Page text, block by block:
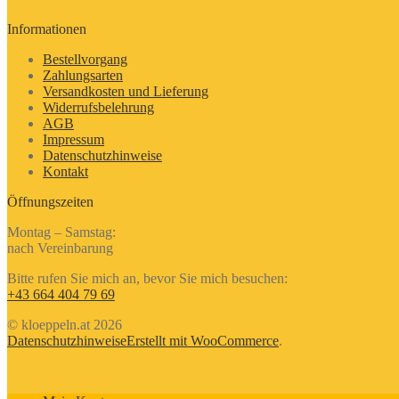
Informationen
Bestellvorgang
Zahlungsarten
Versandkosten und Lieferung
Widerrufsbelehrung
AGB
Impressum
Datenschutzhinweise
Kontakt
Öffnungszeiten
Montag – Samstag:
nach Vereinbarung
Bitte rufen Sie mich an, bevor Sie mich besuchen:
+43 664 404 79 69
© kloeppeln.at 2026
DatenschutzhinweiseErstellt mit WooCommerce.